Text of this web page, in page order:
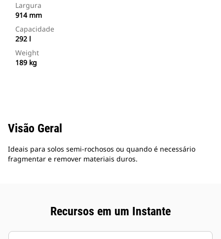
Largura
914 mm
Capacidade
292 l
Weight
189 kg
Visão Geral
Ideais para solos semi-rochosos ou quando é necessário
fragmentar e remover materiais duros.
Recursos em um Instante